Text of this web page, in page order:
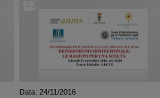
Data: 24/11/2016